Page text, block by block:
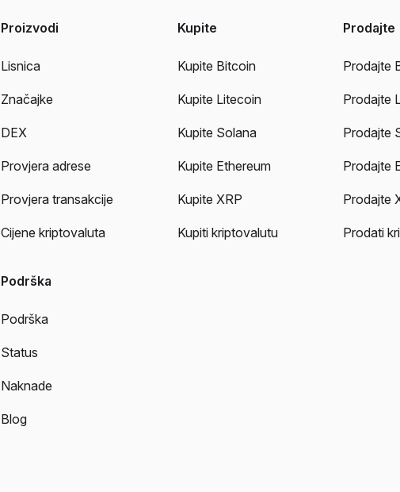
Proizvodi
Lisnica
Značajke
DEX
Provjera adrese
Provjera transakcije
Cijene kriptovaluta
Kupite
Kupite Bitcoin
Kupite Litecoin
Kupite Solana
Kupite Ethereum
Kupite XRP
Kupiti kriptovalutu
Prodajte
Prodajte
Prodajte
Prodajte
Prodajte
Prodajte
Prodati
Podrška
Podrška
Status
Naknade
Blog